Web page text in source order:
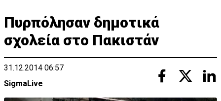
Πυρπόλησαν δημοτικά
σχολεία στο Πακιστάν
31.12.2014 06:57
SigmaLive